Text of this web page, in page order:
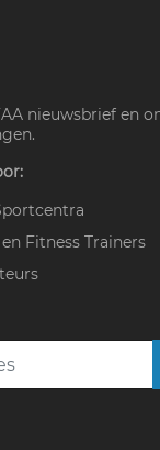
nieuwsbrief en
Fitness Trainers